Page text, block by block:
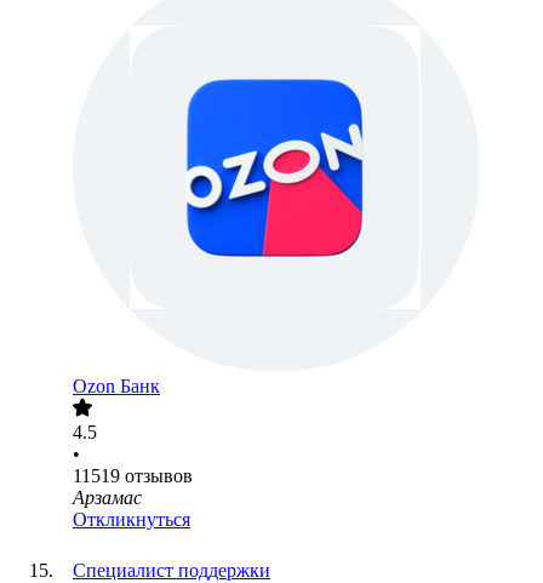
Ozon Банк
4.5
•
11519 отзывов
Арзамас
Откликнуться
Специалист поддержки